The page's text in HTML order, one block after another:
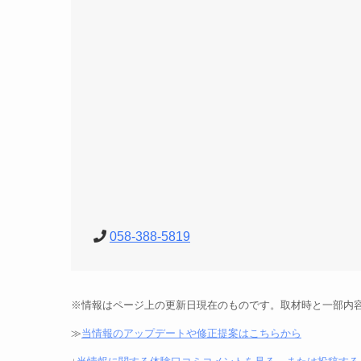
058-388-5819
※情報はページ上の更新日現在のものです。取材時と一部内
≫当情報のアップデートや修正提案はこちらから